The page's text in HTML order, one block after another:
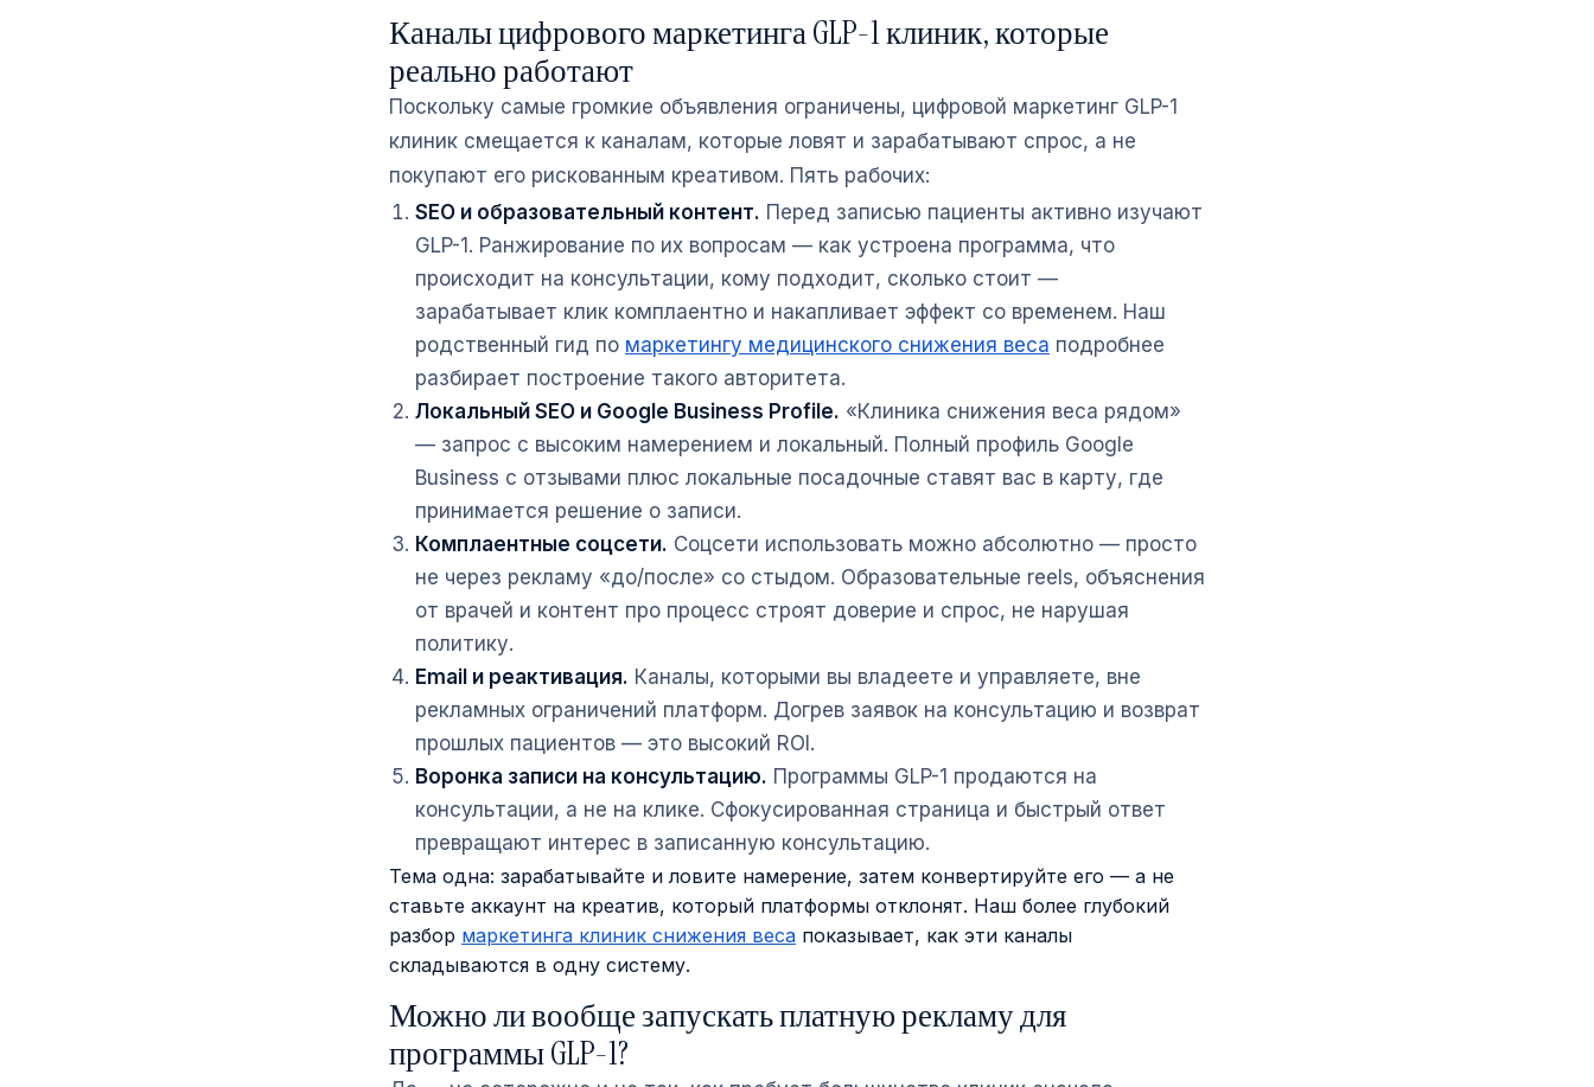
Каналы цифрового маркетинга GLP-1 клиник, которые
реально работают
Поскольку самые громкие объявления ограничены, цифровой маркетинг GLP-1
клиник смещается к каналам, которые ловят и зарабатывают спрос, а не
покупают его рискованным креативом. Пять рабочих:
SEO и образовательный контент. Перед записью пациенты активно изучают
GLP-1. Ранжирование по их вопросам — как устроена программа, что
происходит на консультации, кому подходит, сколько стоит —
зарабатывает клик комплаентно и накапливает эффект со временем. Наш
родственный гид по маркетингу медицинского снижения веса подробнее
разбирает построение такого авторитета.
Локальный SEO и Google Business Profile. «Клиника снижения веса рядом»
— запрос с высоким намерением и локальный. Полный профиль Google
Business с отзывами плюс локальные посадочные ставят вас в карту, где
принимается решение о записи.
Комплаентные соцсети. Соцсети использовать можно абсолютно — просто
не через рекламу «до/после» со стыдом. Образовательные reels, объяснения
от врачей и контент про процесс строят доверие и спрос, не нарушая
политику.
Email и реактивация. Каналы, которыми вы владеете и управляете, вне
рекламных ограничений платформ. Догрев заявок на консультацию и возврат
прошлых пациентов — это высокий ROI.
Воронка записи на консультацию. Программы GLP-1 продаются на
консультации, а не на клике. Сфокусированная страница и быстрый ответ
превращают интерес в записанную консультацию.
Тема одна: зарабатывайте и ловите намерение, затем конвертируйте его — а не
ставьте аккаунт на креатив, который платформы отклонят. Наш более глубокий
разбор маркетинга клиник снижения веса показывает, как эти каналы
складываются в одну систему.
Можно ли вообще запускать платную рекламу для
программы GLP-1?